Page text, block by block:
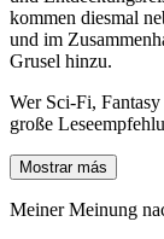
kommen diesmal
und im
Grusel hinzu.
Wer Sci-Fi,
große
Mostrar más
Meiner Meinung